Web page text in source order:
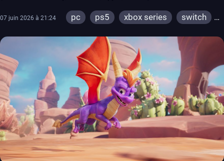
07 juin 2026 à 21:24 pc ps5 xbox series
switch